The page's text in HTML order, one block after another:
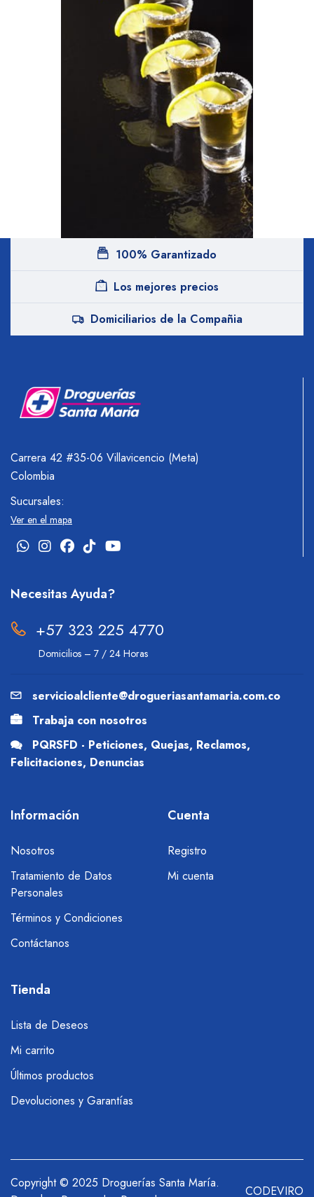
100% Garantizado
Los mejores precios
Domiciliarios de la Compañia
Carrera 42 #35-06 Villavicencio (Meta)
Colombia
Sucursales:
Ver en el mapa
Necesitas Ayuda?
+57 323 225 4770
Domicilios – 7 / 24 Horas
servicioalcliente@drogueriasantamaria.com.co
Trabaja con nosotros
PQRSFD - Peticiones, Quejas, Reclamos,
Felicitaciones, Denuncias
Información
Nosotros
Tratamiento de Datos
Personales
Términos y Condiciones
Contáctanos
Cuenta
Registro
Mi cuenta
Tienda
Lista de Deseos
Mi carrito
Últimos productos
Devoluciones y Garantías
Copyright © 2025 Droguerías Santa María.
CODEVIRO